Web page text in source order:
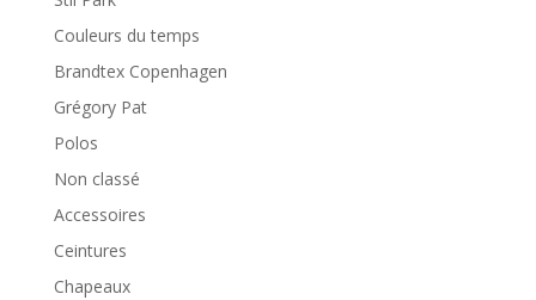
Couleurs du temps
Brandtex Copenhagen
Grégory Pat
Polos
Non classé
Accessoires
Ceintures
Chapeaux